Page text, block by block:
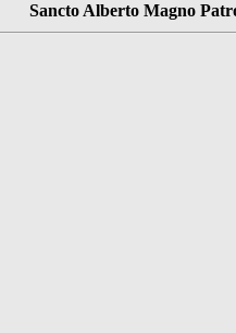
Sancto Alberto Magno